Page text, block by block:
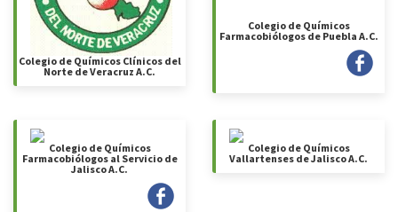
Colegio de Químicos Clínicos del
Norte de Veracruz A.C.
Colegio de Químicos
Farmacobiólogos de Puebla A.C.
Colegio de Químicos
Farmacobiólogos al Servicio de
Jalisco A.C.
Colegio de Químicos
Vallartenses de Jalisco A.C.